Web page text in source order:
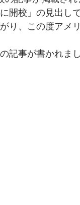
開校」の見出し
り、この度アメ
事が書かれまし